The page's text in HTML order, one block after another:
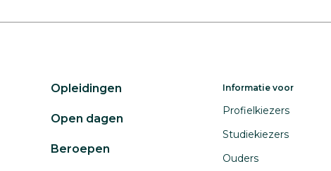
Opleidingen
Open dagen
Beroepen
Informatie voor
Profielkiezers
Studiekiezers
Ouders